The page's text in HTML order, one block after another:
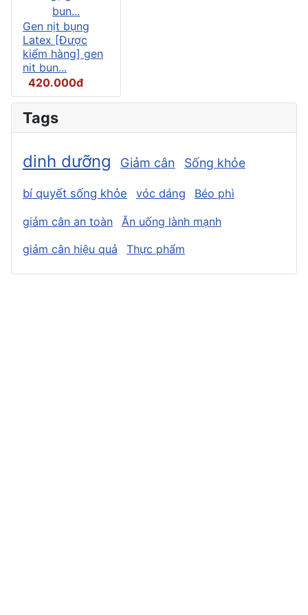
Gen nịt bụng
Latex [Được
kiểm hàng] gen
nit bun...
420.000đ
Tags
dinh dưỡng Giảm cân Sống khỏe
bí quyết sống khỏe vóc dáng Béo phì
giảm cân an toàn
Ăn uống lành mạnh
giảm cân hiệu quả
Thực phẩm